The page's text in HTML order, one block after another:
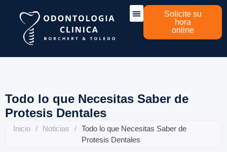
Solicite su
hora
online
Todo lo que Necesitas Saber de
Protesis Dentales
Inicio / Noticias / Todo lo que Necesitas Saber de
Protesis Dentales